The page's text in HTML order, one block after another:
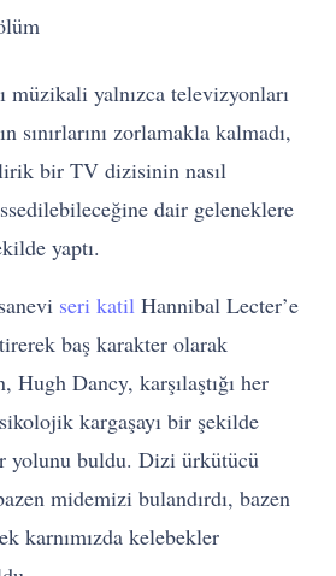
müzikali yalnızca televizyonları
sınırlarını zorlamakla kalmadı,
bir TV dizisinin nasıl
dair geleneklere
yaptı.
seri katil Hannibal Lecter’e
baş karakter olarak
Dancy, karşılaştığı her
kargaşayı bir şekilde
yolunu buldu. Dizi ürkütücü
midemizi bulandırdı, bazen
karnımızda kelebekler